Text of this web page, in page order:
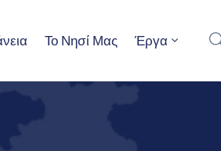
Το Νησί Μας Έργα